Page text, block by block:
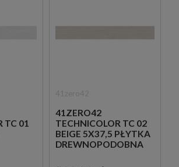
TC 01
41ZERO42
TECHNICOLOR TC 02
BEIGE 5X37,5 PŁYTKA
DREWNOPODOBNA